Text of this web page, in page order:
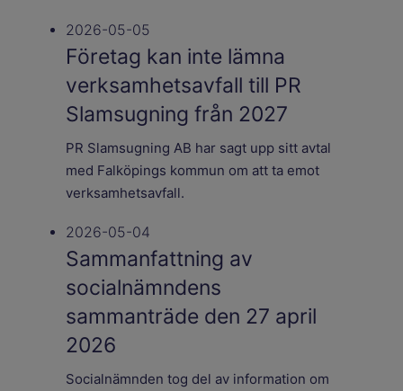
2026-05-05
Företag kan inte lämna
verksamhetsavfall till PR
Slamsugning från 2027
PR Slamsugning AB har sagt upp sitt avtal
med Falköpings kommun om att ta emot
verksamhetsavfall.
2026-05-04
Sammanfattning av
socialnämndens
sammanträde den 27 april
2026
Socialnämnden tog del av information om